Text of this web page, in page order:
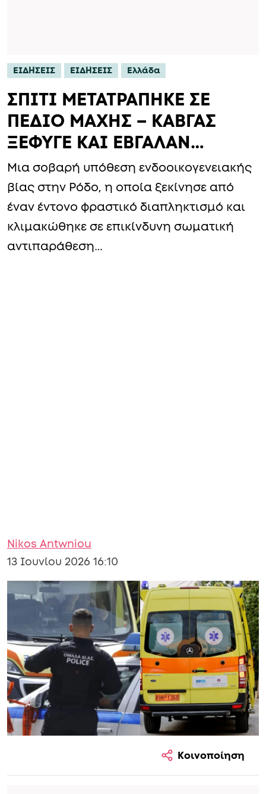
ΕΙΔΗΣΕΙΣ ΕΙΔΗΣΕΙΣ Ελλάδα
ΣΠΙΤΙ ΜΕΤΑΤΡΑΠΗΚΕ ΣΕ
ΠΕΔΙΟ ΜΑΧΗΣ – ΚΑΒΓΑΣ
ΞΕΦΥΓΕ ΚΑΙ ΕΒΓΑΛΑΝ…
Μια σοβαρή υπόθεση ενδοοικογενειακής
βίας στην Ρόδο, η οποία ξεκίνησε από
έναν έντονο φραστικό διαπληκτισμό και
κλιμακώθηκε σε επικίνδυνη σωματική
αντιπαράθεση…
Nikos Antwniou
13 Ιουνίου 2026 16:10
Κοινοποίηση